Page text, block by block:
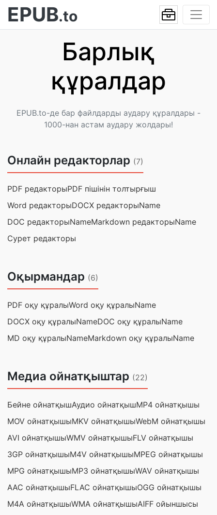
EPUB.to
Барлық
құралдар
EPUB.to-де бар файлдарды аудару құралдары -
1000-нан астам аудару жолдары!
Онлайн редакторлар (7)
PDF редакторыPDF пішінін толтырғыш
Word редакторыDOCX редакторыName
DOC редакторыNameMarkdown редакторыName
Сурет редакторы
Оқырмандар (6)
PDF оқу құралыWord оқу құралыName
DOCX оқу құралыNameDOC оқу құралыName
MD оқу құралыNameMarkdown оқу құралыName
Медиа ойнатқыштар (22)
Бейне ойнатқышАудио ойнатқышMP4 ойнатқышы
MOV ойнатқышыMKV ойнатқышыWebM ойнатқышы
AVI ойнатқышыWMV ойнатқышыFLV ойнатқышы
3GP ойнатқышыM4V ойнатқышыMPEG ойнатқышы
MPG ойнатқышыMP3 ойнатқышыWAV ойнатқышы
AAC ойнатқышыFLAC ойнатқышыOGG ойнатқышы
M4A ойнатқышыWMA ойнатқышыAIFF ойыншысы